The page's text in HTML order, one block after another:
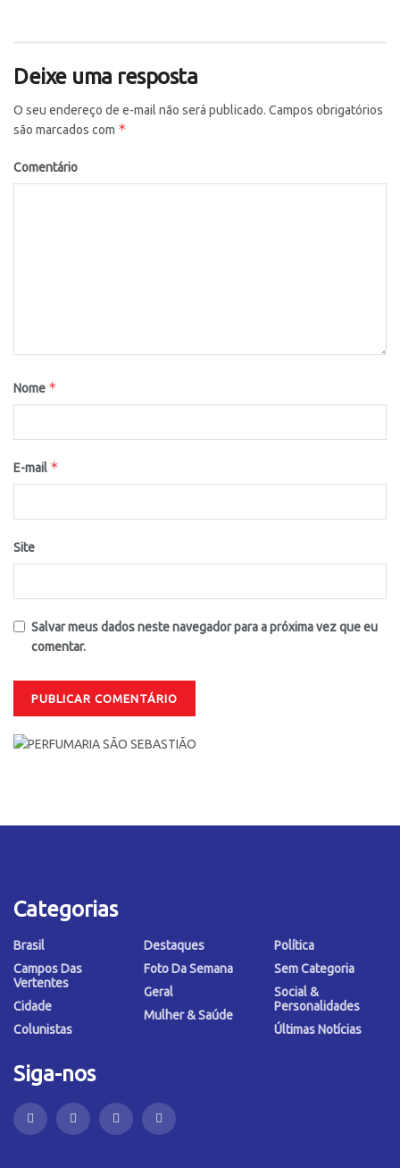
Deixe uma resposta
O seu endereço de e-mail não será publicado. Campos obrigatórios
são marcados com *
Comentário
Nome *
E-mail *
Site
Salvar meus dados neste navegador para a próxima vez que eu
comentar.
Categorias
Brasil
Campos Das
Vertentes
Cidade
Colunistas
Destaques
Foto Da Semana
Geral
Mulher & Saúde
Política
Sem Categoria
Social &
Personalidades
Últimas Notícias
Siga-nos